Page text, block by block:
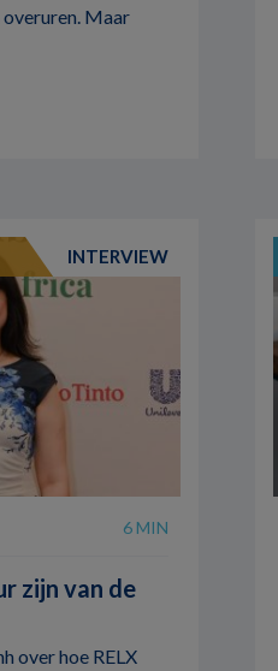
Maar
INTERVIEW
6 MIN
zijn van de
over hoe RELX